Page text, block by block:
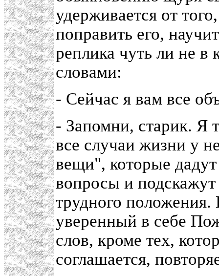
удерживается от
поправить его,
реплика чуть ли не в
словами:
- Сейчас я вам все
- Запомни, старик. Я
все случаи жизни у
вещи", которые
вопросы и
трудного положения.
уверенный в себе
слов, кроме тех,
соглашается,